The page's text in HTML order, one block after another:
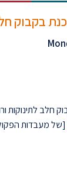
בקבוק
לתינוקות
[של מעבדות